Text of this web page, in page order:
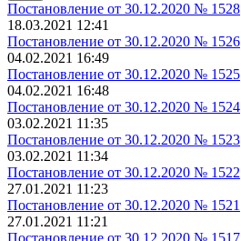
Постановление от 30.12.2020 № 1528
18.03.2021 12:41
Постановление от 30.12.2020 № 1526
04.02.2021 16:49
Постановление от 30.12.2020 № 1525
04.02.2021 16:48
Постановление от 30.12.2020 № 1524
03.02.2021 11:35
Постановление от 30.12.2020 № 1523
03.02.2021 11:34
Постановление от 30.12.2020 № 1522
27.01.2021 11:23
Постановление от 30.12.2020 № 1521
27.01.2021 11:21
Постановление от 30.12.2020 № 1517